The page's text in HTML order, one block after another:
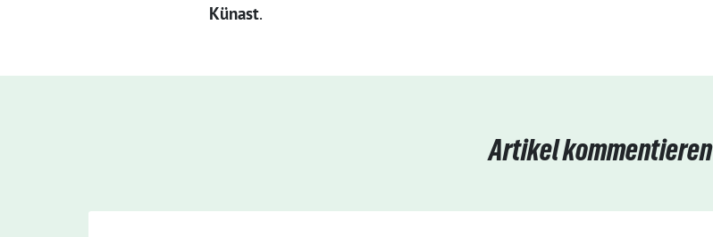
Künast.
Artikel kommentieren